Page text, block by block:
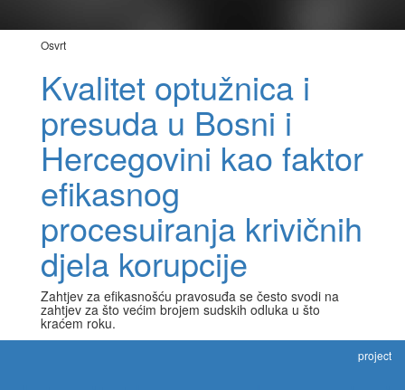
Osvrt
Kvalitet optužnica i
presuda u Bosni i
Hercegovini kao faktor
efikasnog
procesuiranja krivičnih
djela korupcije
Zahtjev za efikasnošću pravosuđa se često svodi na
zahtjev za što većim brojem sudskih odluka u što
kraćem roku.
project